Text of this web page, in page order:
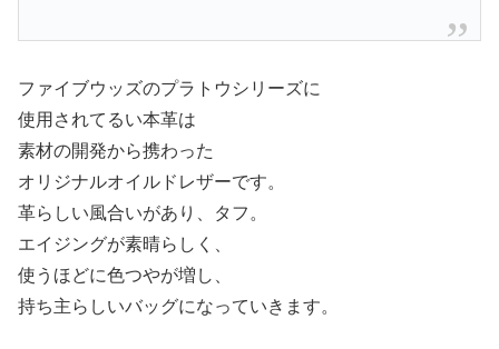
ファイブウッズのプラトウシリーズに
使用されてるい本革は
素材の開発から携わった
オリジナルオイルドレザーです。
革らしい風合いがあり、タフ。
エイジングが素晴らしく、
使うほどに色つやが増し、
持ち主らしいバッグになっていきます。